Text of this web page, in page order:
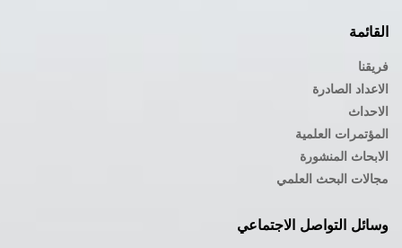
القائمة
فريقنا
الاعداد الصادرة
الاحداث
المؤتمرات العلمية
الابحاث المنشورة
مجالات البحث العلمي
وسائل التواصل الاجتماعي